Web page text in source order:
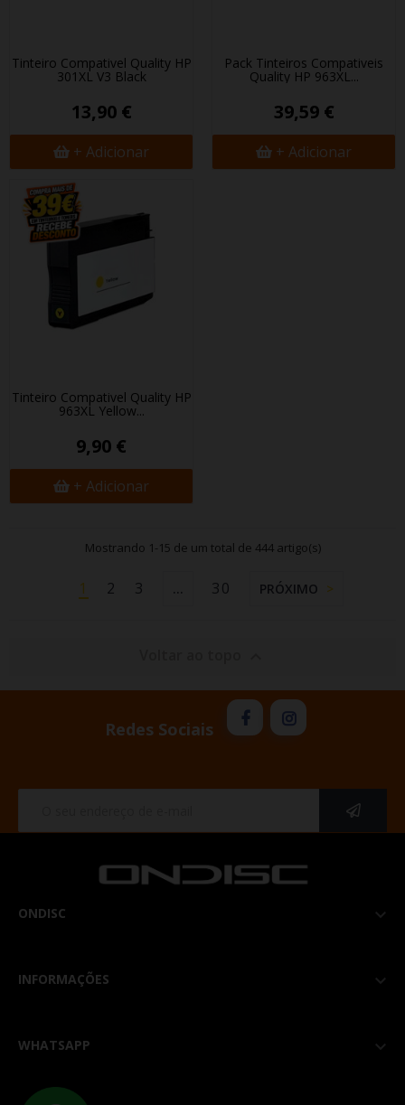
Tinteiro Compativel Quality HP
301XL V3 Black
13,90 €
+ Adicionar
Pack Tinteiros Compativeis
Quality HP 963XL...
39,59 €
+ Adicionar
Tinteiro Compativel Quality HP
963XL Yellow...
9,90 €
+ Adicionar
Mostrando 1-15 de um total de 444 artigo(s)
1 2 3 … 30 PRÓXIMO
Redes Sociais
ONDISC 
INFORMAÇÕES 
WHATSAPP 